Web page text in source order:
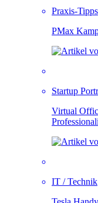
Praxis-Tipps
PMax
Startup
Virtual
IT / Technik